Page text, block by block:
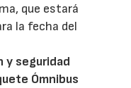
que estará
la fecha del
y seguridad
Ómnibus